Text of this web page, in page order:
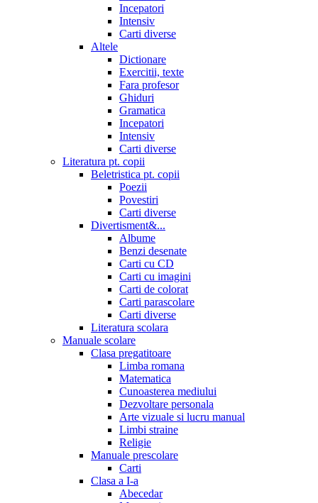
Incepatori
Intensiv
Carti diverse
Altele
Dictionare
Exercitii, texte
Fara profesor
Ghiduri
Gramatica
Incepatori
Intensiv
Carti diverse
Literatura pt. copii
Beletristica pt. copii
Poezii
Povestiri
Carti diverse
Divertisment&...
Albume
Benzi desenate
Carti cu CD
Carti cu imagini
Carti de colorat
Carti parascolare
Carti diverse
Literatura scolara
Manuale scolare
Clasa pregatitoare
Limba romana
Matematica
Cunoasterea mediului
Dezvoltare personala
Arte vizuale si lucru manual
Limbi straine
Religie
Manuale prescolare
Carti
Clasa a I-a
Abecedar